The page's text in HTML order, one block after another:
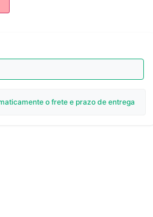
o frete e prazo de entrega